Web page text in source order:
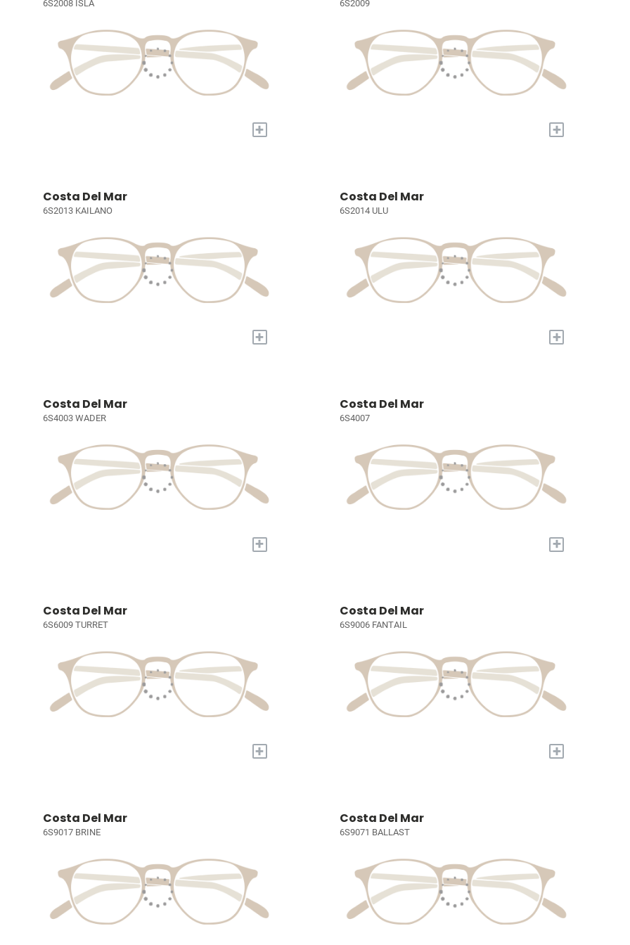
6S2008 ISLA
+
6S2009
+
Costa Del Mar
6S2013 KAILANO
+
Costa Del Mar
6S2014 ULU
+
Costa Del Mar
6S4003 WADER
+
Costa Del Mar
6S4007
+
Costa Del Mar
6S6009 TURRET
+
Costa Del Mar
6S9006 FANTAIL
+
Costa Del Mar
6S9017 BRINE
Costa Del Mar
6S9071 BALLAST